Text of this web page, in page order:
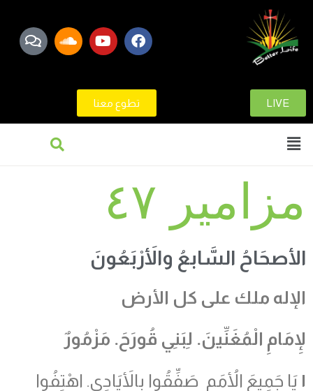
LIVE تطوع معنا
مزامير ٤٧
الأصحَاحُ السَّابعُ والأَرْبَعُونَ
الإله ملك على كل الأرض
لإِمَامِ الْمُغَنِّينَ. لِبَنِي قُورَحَ. مَزْمُورٌ
١ يَا جَمِيعَ الأُمَمِ صَفِّقُوا بِالأَيَادِي. اهْتِفُوا